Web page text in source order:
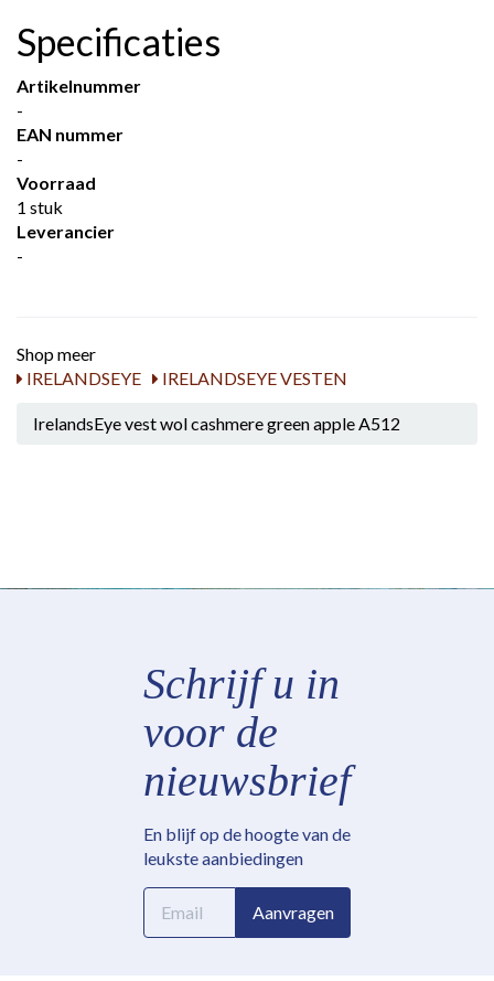
Specificaties
Artikelnummer
-
EAN nummer
-
Voorraad
1 stuk
Leverancier
-
Shop meer
IRELANDSEYE
IRELANDSEYE VESTEN
IrelandsEye vest wol cashmere green apple A512
Schrijf u in
voor de
nieuwsbrief
En blijf op de hoogte van de
leukste aanbiedingen
E-
mailadres
Aanvragen